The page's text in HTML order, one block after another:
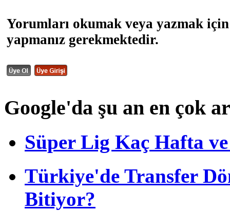
Yorumları okumak veya yazmak
yapmanız gerekmektedir.
Google'da şu an en çok
Süper Lig Kaç Hafta
Türkiye'de Transfer
Bitiyor?